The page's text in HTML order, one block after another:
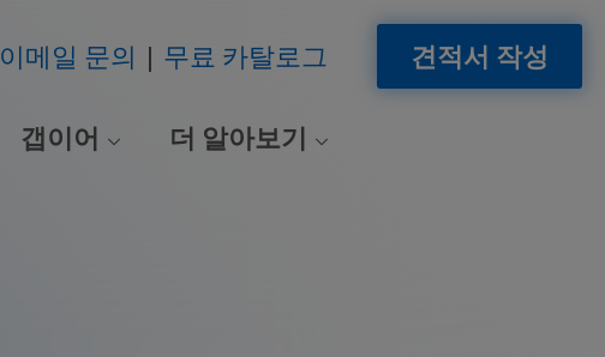
이메일 문의 무료 카탈로그 견적서 작성
갭이어 더 알아보기